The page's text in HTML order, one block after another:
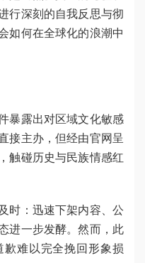
行深刻的自我反思与彻
如何在全球化的浪潮中
暴露出对区域文化敏感
接主办，但经由官网呈
触碰历史与民族情感红
时：迅速下架内容、公
进一步发酵。然而，此
难以完全挽回形象损